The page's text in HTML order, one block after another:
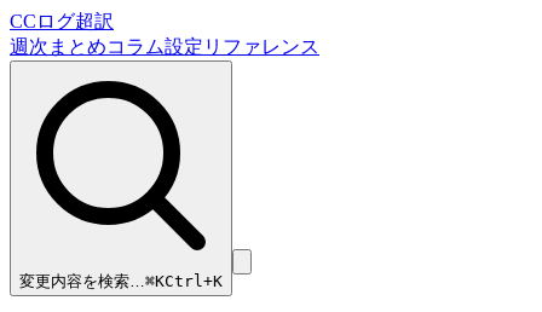
CCログ超訳
週次まとめコラム設定リファレンス
変更内容を検索…⌘KCtrl+K